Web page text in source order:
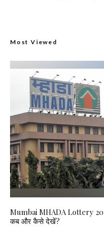
Most Viewed
Mumbai MHADA Lottery
कब और कैसे देखें?